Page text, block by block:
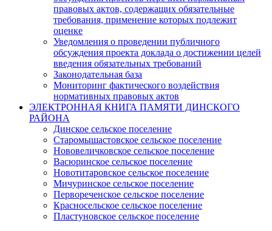
правовых актов, содержащих обязательные
требования, применение которых подлежит
оценке
Уведомления о проведении публичного
обсуждения проекта доклада о достижении целей
введения обязательных требований
Законодательная база
Мониторинг фактического воздействия
нормативных правовых актов
ЭЛЕКТРОННАЯ КНИГА ПАМЯТИ ДИНСКОГО
РАЙОНА
Динское сельское поселение
Старомышастовское сельское поселение
Нововеличковское сельское поселение
Васюринское сельское поселение
Новотитаровское сельское поселение
Мичуринское сельское поселение
Первореченское сельское поселение
Красносельское сельское поселение
Пластуновское сельское поселение